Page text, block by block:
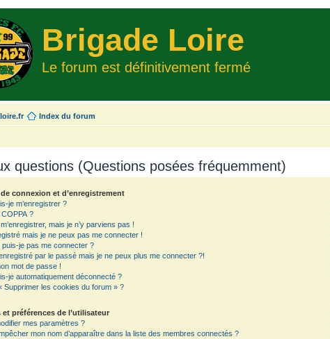
Brigade Loire
Le forum est définitivement fermé
Index du forum
questions (Questions posées fréquemment)
connexion et d’enregistrement
je m’enregistrer ?
?
mais je n’y parviens pas !
mais je ne peux pas me connecter !
puis-je pas me connecter ?
par le passé mais je ne peux plus me connecter ?!
mot de passe !
je automatiquement déconnecté ?
Supprimer les cookies du forum » ?
et préférences de l’utilisateur
mes paramètres ?
mon nom d’apparaître dans la liste des membres connectés ?